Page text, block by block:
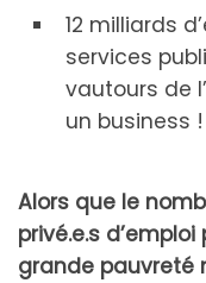
12 milliards
services
vautours de
un business !
Alors que le
privé.e.s
grande pauvreté